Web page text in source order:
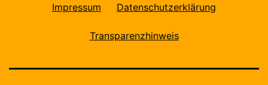
Impressum Datenschutzerklärung
Transparenzhinweis